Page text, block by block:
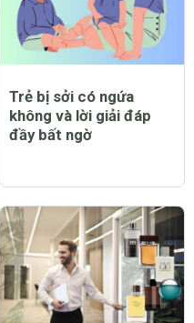
Trẻ bị sởi có ngứa
không và lời giải đáp
đầy bất ngờ